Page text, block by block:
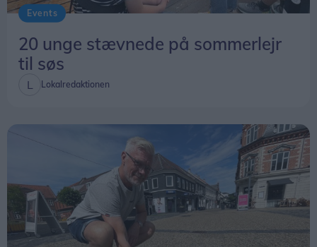
Events
20 unge stævnede på sommerlejr
til søs
Lokalredaktionen